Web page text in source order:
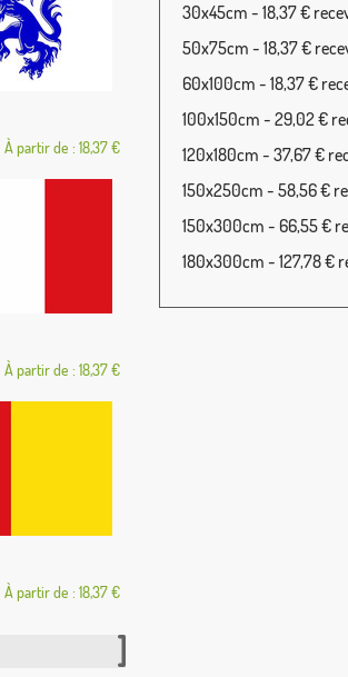
À partir de : 18,37 €
À partir de : 18,37 €
À partir de : 18,37 €
30x45cm - 18,37 €
50x75cm - 18,37 €
60x100cm - 18,37 €
100x150cm - 29,02 €
120x180cm - 37,67 €
150x250cm - 58,56 €
150x300cm - 66,55 €
180x300cm - 127,78 €